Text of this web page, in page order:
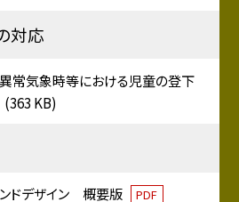
対応
常気象時等における児童の登下
(363 KB)
ドデザイン 概要版 PDF